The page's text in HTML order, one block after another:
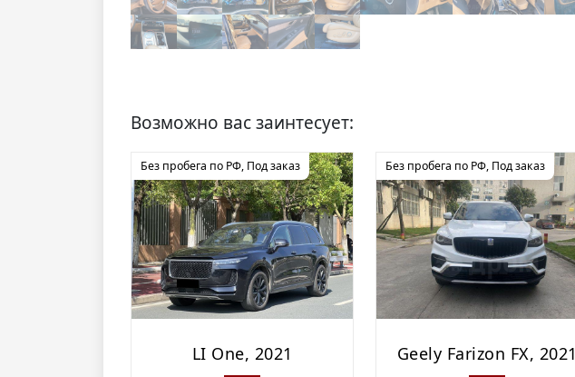
Возможно вас заинтесует:
Без пробега по РФ, Под заказ
LI One, 2021
Без пробега по РФ, Под заказ
Geely Farizon FX, 2021